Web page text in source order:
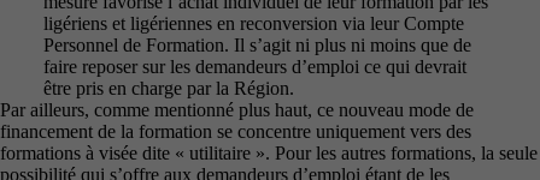
ligériens et ligériennes en reconversion via leur Compte
Personnel de Formation. Il s’agit ni plus ni moins que de
faire reposer sur les demandeurs d’emploi ce qui devrait
être pris en charge par la Région.
Par ailleurs, comme mentionné plus haut, ce nouveau mode de
financement de la formation se concentre uniquement vers des
formations à visée dite « utilitaire ». Pour les autres formations, la seule
possibilité qui s’offre aux demandeurs d’emploi étant de les